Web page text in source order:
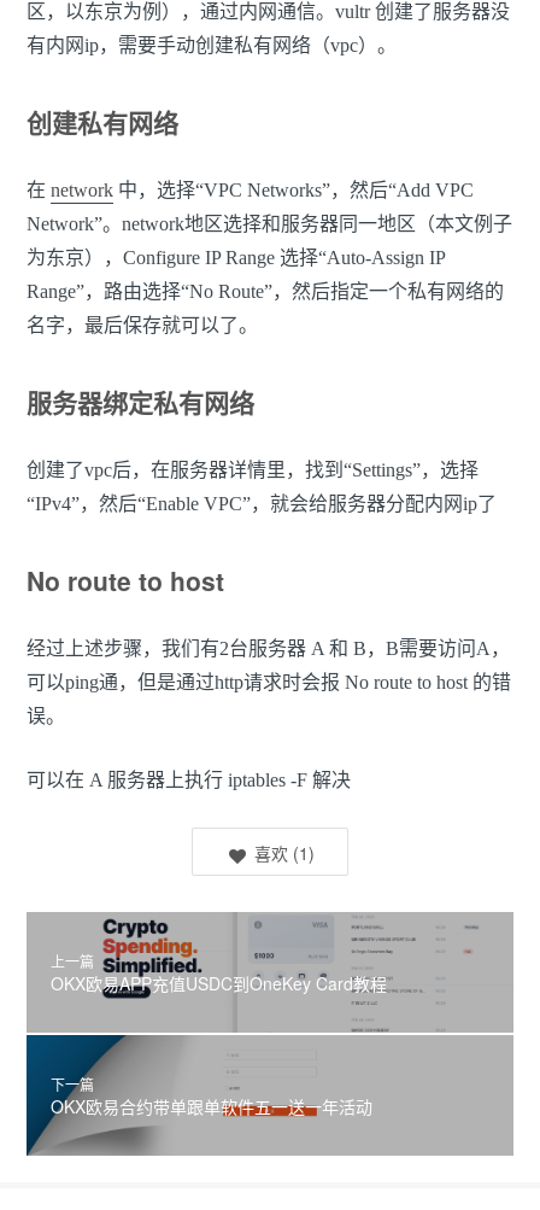
区，以东京为例），通过内网通信。vultr 创建了服务器没
有内网ip，需要手动创建私有网络（vpc）。
创建私有网络
在 network 中，选择“VPC Networks”，然后“Add VPC
Network”。network地区选择和服务器同一地区（本文例子
为东京），Configure IP Range 选择“Auto-Assign IP
Range”，路由选择“No Route”，然后指定一个私有网络的
名字，最后保存就可以了。
服务器绑定私有网络
创建了vpc后，在服务器详情里，找到“Settings”，选择
“IPv4”，然后“Enable VPC”，就会给服务器分配内网ip了
No route to host
经过上述步骤，我们有2台服务器 A 和 B，B需要访问A，
可以ping通，但是通过http请求时会报 No route to host 的错
误。
可以在 A 服务器上执行 iptables -F 解决
喜欢 (1)
上一篇
OKX欧易APP充值USDC到OneKey Card教程
下一篇
OKX欧易合约带单跟单软件五一送一年活动